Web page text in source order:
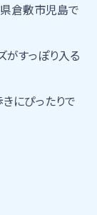
倉敷市児島で
がすっぽり入る
にぴったりで